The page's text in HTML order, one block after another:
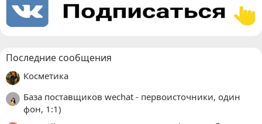
Последние сообщения
Косметика
База поставщиков wechat - первоисточники, один
фон, 1:1)